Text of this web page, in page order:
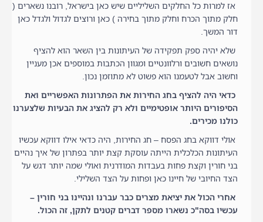
אז למרות כל החלקים השליליים שיש כאן בישראל, רובנו נשארים (
חלק מתוך הכרח וחלק מתוך בחירה ) כאן ורוצים לגדול ולגדל כאן
דור המשך.
שלא יהיה ספק תפקידה של העיתונות בין השאר הוא להציף
נושאים חשובים ורלוונטיים ומגוון הכתבות במוספים אכן מעניין
וחשוב אבל לטעמנו הוא פשוט לא מתוזמן נכון.
כדאי היה להציף בחג החירות את הפתרונות האפשריים ואת
הסיפורים היותר אופטימיים ולא רק להציג את הבעיות שלצערנו
כולנו מכירים.
אולי דווקא בחג הפסח – חג החירות, היה כדאי אילו דווקא עכשיו
העיתונות הכלכלית הייתה עוסקת קצת יותר בפתרון של איך נהיים
בני חורין וקצת פחות בעבדות המודרנית ואולי שמה יותר דגש על
הצד החיובי של חיינו כאן ופחות על הצד השלילי.
אחרי הכול את יציאת מצרים כבר עברנו ונהיינו בני חורין –
עכשיו בסה"כ נשארו מספר דברים קטנים לתקן, זה הכול.